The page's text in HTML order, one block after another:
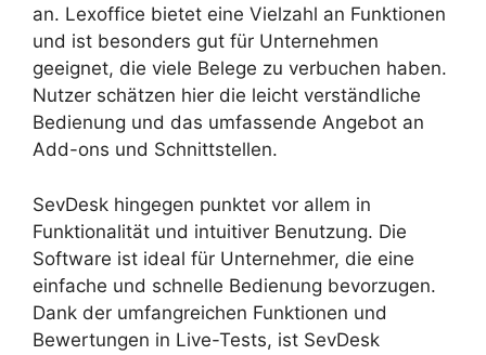
an. Lexoffice bietet eine Vielzahl an Funktionen
und ist besonders gut für Unternehmen
geeignet, die viele Belege zu verbuchen haben.
Nutzer schätzen hier die leicht verständliche
Bedienung und das umfassende Angebot an
Add-ons und Schnittstellen.
SevDesk hingegen punktet vor allem in
Funktionalität und intuitiver Benutzung. Die
Software ist ideal für Unternehmer, die eine
einfache und schnelle Bedienung bevorzugen.
Dank der umfangreichen Funktionen und
Bewertungen in Live-Tests, ist SevDesk